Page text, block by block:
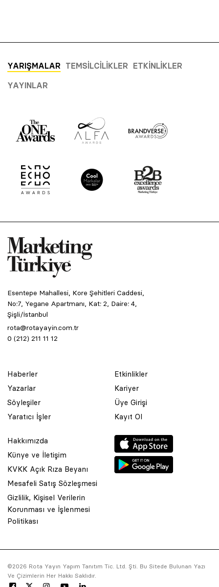
YARIŞMALAR TEMSILCILIKLER ETKINLIKLER
YAYINLAR
Esentepe Mahallesi, Kore Şehitleri Caddesi,
No:7, Yegane Apartmanı, Kat: 2, Daire: 4,
Şişli/İstanbul
rota@rotayayin.com.tr
0 (212) 211 11 12
Haberler
Yazarlar
Söyleşiler
Yaratıcı İşler
Etkinlikler
Kariyer
Üye Girişi
Kayıt Ol
Hakkımızda
Künye ve İletişim
KVKK Açık Rıza Beyanı
Mesafeli Satış Sözleşmesi
Gizlilik, Kişisel Verilerin
Korunması ve İşlenmesi
Politikası
©2026 Rota Yayın Yapım Tanıtım Tic. Ltd. Şti. Bu Sitede Bulunan Yazı
Ve Çizimlerin Her Hakkı Saklıdır.
© 2001 Rota Yayın Yapım Tanıtım Tic. Ltd. Şti. Bu Sitede Bulunan
Asquared WordPress Agencytarafından tasarlanmış ve